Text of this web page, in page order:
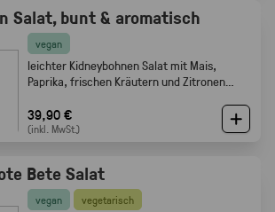
Salat, bunt & aromatisch
vegan
leichter Kidneybohnen Salat mit Mais,
Paprika, frischen Kräutern und Zitronen
39,90 €
(inkl. MwSt.)
Bete Salat
vegan vegetarisch